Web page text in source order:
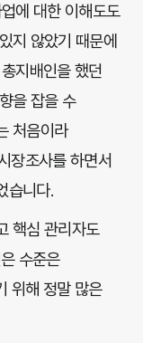
에 대한 이해도도
지 않았기 때문에
지배인을 했던
을 잡을 수
처음이라
장조사를 하면서
습니다.
핵심 관리자도
수준은
위해 정말 많은